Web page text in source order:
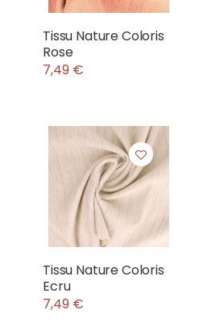
Tissu Nature Coloris
Rose
7,49 €
Tissu Nature Coloris
Ecru
7,49 €